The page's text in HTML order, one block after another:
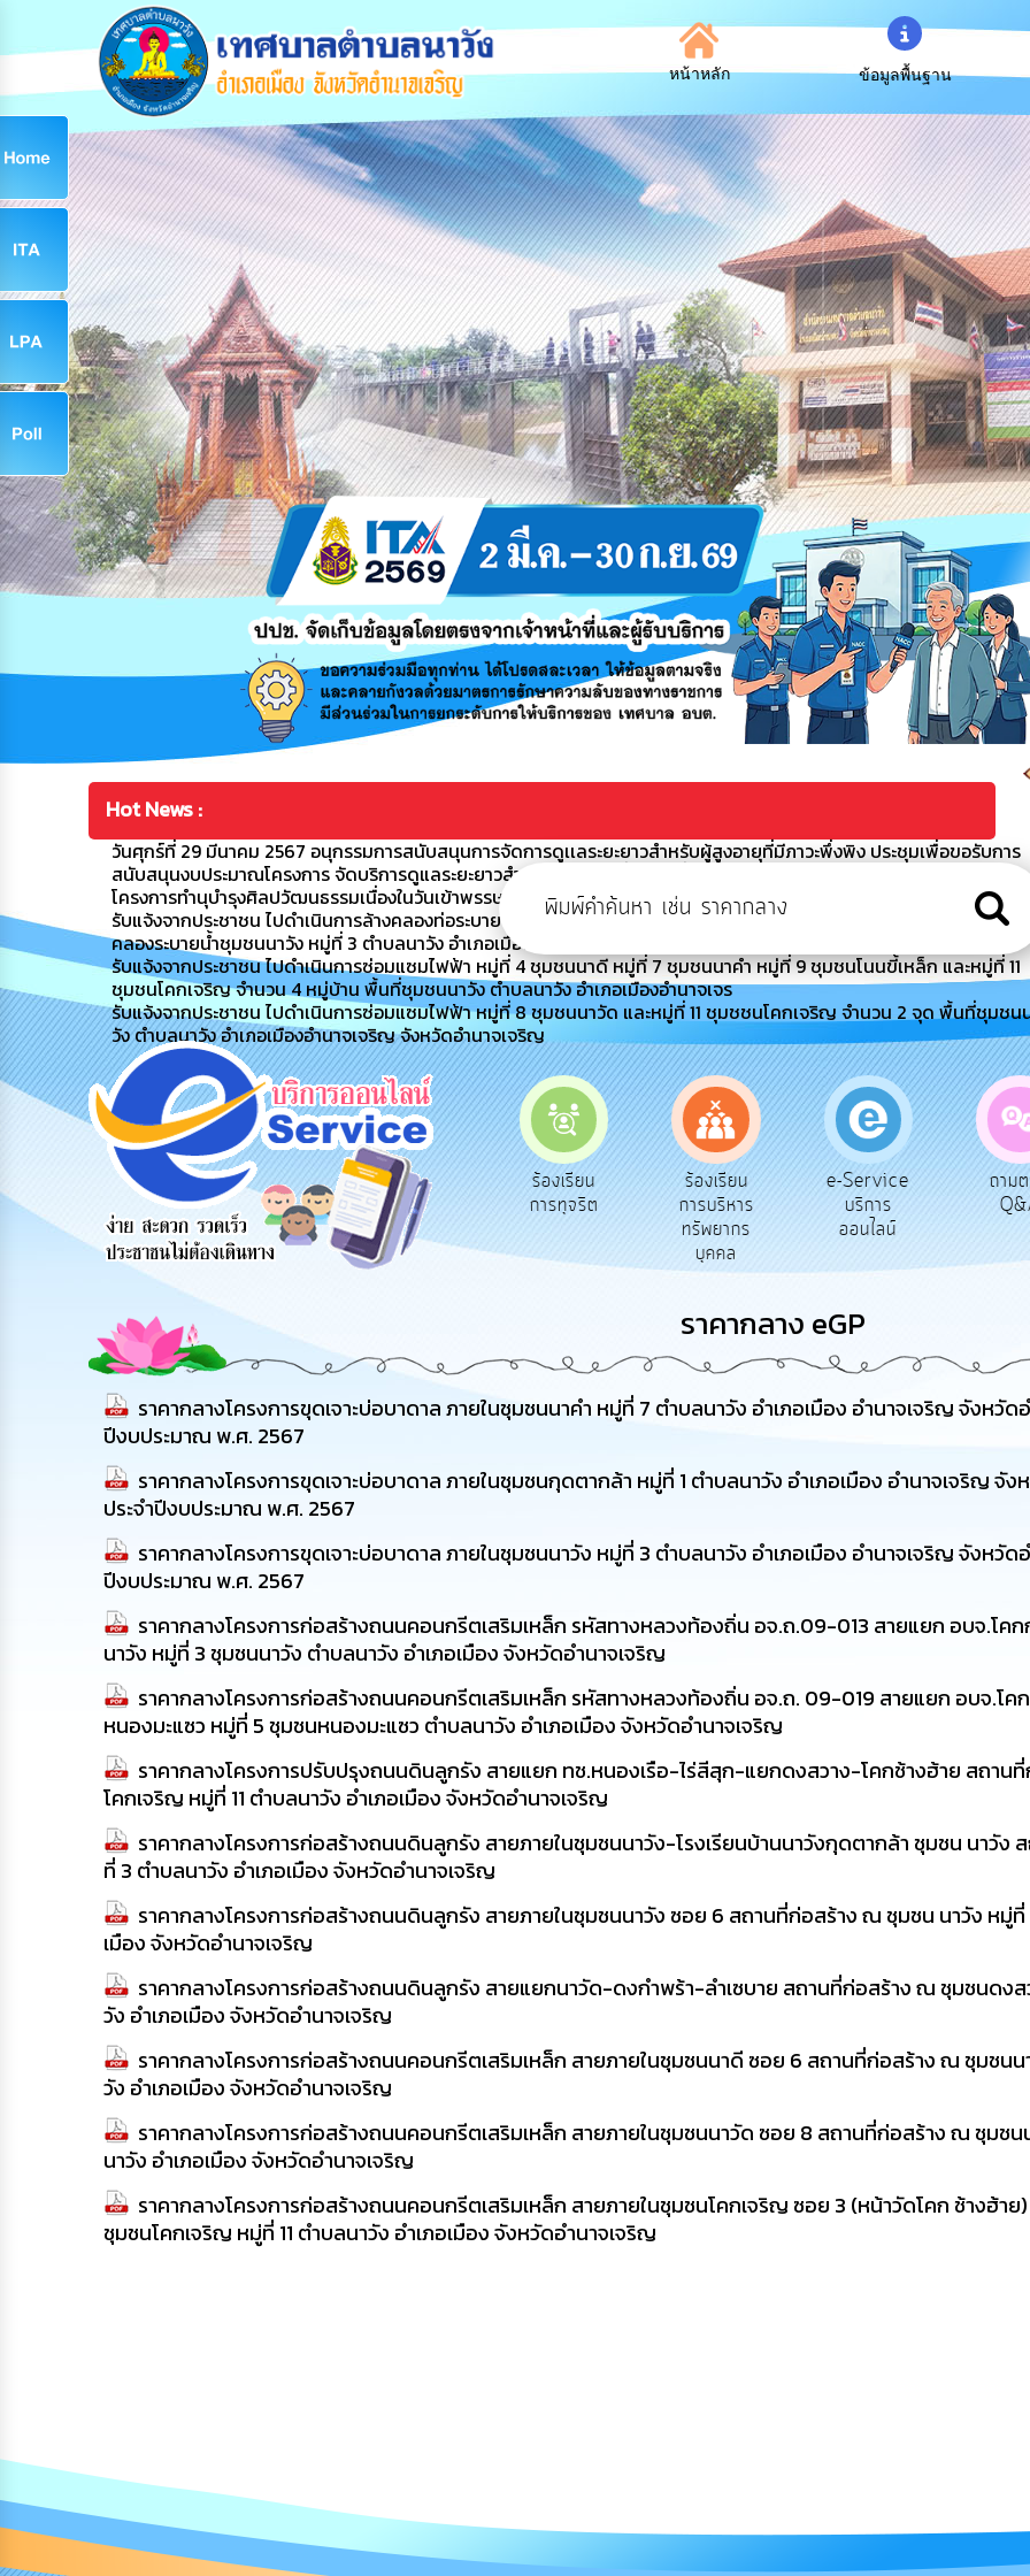
หน้าหลัก ข้อมูลพื้นฐาน
Hot News :
วันศุกร์ที่ 29 มีนาคม 2567 อนุกรรมการสนับสนุนการจัดการดูเเลระยะยาวสำหรับผู้สูงอายุที่มีภาวะพึ่งพิง ประชุมเพื่อขอรับการ
สนับสนุนงบประมาณโครงการ จัดบริการดูแลระยะยาวสำหรับผู้สูงอายุที่มีภาวะพึ่งพิงและบุค
โครงการทำนุบำรุงศิลปวัฒนธรรมเนื่องในวันเข้าพรรษา ประจำปีงบประมาณ พ.ศ. 2569
รับแจ้งจากประชาชน ไปดำเนินการล้างคลองท่อระบายน้ำ เจ้าหน้าที่สำนักงานเทศบาลตำบลนาวัง กองช่าง ร่วมพัฒนาแก้ไขล้าง
คลองระบายน้ำชุมชนนาวัง หมู่ที่ 3 ตำบลนาวัง อำเภอเมืองอำนาจเจริญ จังหวัดอำนาจเจริญ
รับแจ้งจากประชาชน ไปดำเนินการซ่อมแซมไฟฟ้า หมู่ที่ 4 ชุมชนนาดี หมู่ที่ 7 ชุมชนนาคำ หมู่ที่ 9 ชุมชนโนนขี้เหล็ก และหมู่ที่ 11
ชุมชนโคกเจริญ จำนวน 4 หมู่บ้าน พื้นที่ชุมชนนาวัง ตำบลนาวัง อำเภอเมืองอำนาจเจร
รับแจ้งจากประชาชน ไปดำเนินการซ่อมแซมไฟฟ้า หมู่ที่ 8 ชุมชนนาวัด และหมู่ที่ 11 ชุมชชนโคกเจริญ จำนวน 2 จุด พื้นที่ชุมชน
วัง ตำบลนาวัง อำเภอเมืองอำนาจเจริญ จังหวัดอำนาจเจริญ
รับฟังความ
คิดเห็น
ประชาชน
ร้องเรียน
ร้องทุกข์
ร้องเรียน
การทุจริต
ร้องเรียน
การบริหาร
ทรัพยากร
บุคคล
e-Service
บริการ
ออนไลน์
ถามตอบ
Q&A
สำรว
พึง
ราคากลาง eGP
ราคากลางโครงการขุดเจาะบ่อบาดาล ภายในชุมชนนาคำ หมู่ที่ 7 ตำบลนาวัง อำเภอเมือง อำนาจเจริญ จังหวัด
ปีงบประมาณ พ.ศ. 2567
ราคากลางโครงการขุดเจาะบ่อบาดาล ภายในชุมชนกุดตากล้า หมู่ที่ 1 ตำบลนาวัง อำเภอเมือง อำนาจเจริญ จั
ประจำปีงบประมาณ พ.ศ. 2567
ราคากลางโครงการขุดเจาะบ่อบาดาล ภายในชุมชนนาวัง หมู่ที่ 3 ตำบลนาวัง อำเภอเมือง อำนาจเจริญ จังหวัด
ปีงบประมาณ พ.ศ. 2567
ราคากลางโครงการก่อสร้างถนนคอนกรีตเสริมเหล็ก รหัสทางหลวงท้องถิ่น อจ.ถ.09-013 สายแยก อบจ.โค
นาวัง หมู่ที่ 3 ชุมชนนาวัง ตำบลนาวัง อำเภอเมือง จังหวัดอำนาจเจริญ
ราคากลางโครงการก่อสร้างถนนคอนกรีตเสริมเหล็ก รหัสทางหลวงท้องถิ่น อจ.ถ. 09-019 สายแยก อบจ.โ
หนองมะแซว หมู่ที่ 5 ชุมชนหนองมะแซว ตำบลนาวัง อำเภอเมือง จังหวัดอำนาจเจริญ
ราคากลางโครงการปรับปรุงถนนดินลูกรัง สายแยก ทช.หนองเรือ-ไร่สีสุก-แยกดงสวาง-โคกช้างฮ้าย สถาน
โคกเจริญ หมู่ที่ 11 ตำบลนาวัง อำเภอเมือง จังหวัดอำนาจเจริญ
ราคากลางโครงการก่อสร้างถนนดินลูกรัง สายภายในชุมชนนาวัง-โรงเรียนบ้านนาวังกุดตากล้า ชุมชน นาวั
ที่ 3 ตำบลนาวัง อำเภอเมือง จังหวัดอำนาจเจริญ
ราคากลางโครงการก่อสร้างถนนดินลูกรัง สายภายในชุมชนนาวัง ซอย 6 สถานที่ก่อสร้าง ณ ชุมชน นาวัง หมู่ที่
เมือง จังหวัดอำนาจเจริญ
ราคากลางโครงการก่อสร้างถนนดินลูกรัง สายแยกนาวัด-ดงกำพร้า-ลำเซบาย สถานที่ก่อสร้าง ณ ชุมชนดง
วัง อำเภอเมือง จังหวัดอำนาจเจริญ
ราคากลางโครงการก่อสร้างถนนคอนกรีตเสริมเหล็ก สายภายในชุมชนนาดี ซอย 6 สถานที่ก่อสร้าง ณ ชุมชน
วัง อำเภอเมือง จังหวัดอำนาจเจริญ
ราคากลางโครงการก่อสร้างถนนคอนกรีตเสริมเหล็ก สายภายในชุมชนนาวัด ซอย 8 สถานที่ก่อสร้าง ณ ชุมช
นาวัง อำเภอเมือง จังหวัดอำนาจเจริญ
ราคากลางโครงการก่อสร้างถนนคอนกรีตเสริมเหล็ก สายภายในชุมชนโคกเจริญ ซอย 3 (หน้าวัดโคก ช้างฮ้า
ชุมชนโคกเจริญ หมู่ที่ 11 ตำบลนาวัง อำเภอเมือง จังหวัดอำนาจเจริญ